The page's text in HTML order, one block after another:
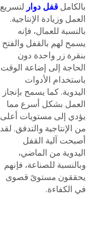
بالكامل قفل دوار لتسريع
العمل وزيادة الإنتاجية.
بالنسبة للعمال، فإنه
يسمح لهم بالقفل والفتح
بنقرة زر واحدة دون
الحاجة إلى إضاعة الوقت
باستخدام الأدوات
اليدوية. كما يسمح بإنجاز
العمل بشكل أسرع مما
يؤدي إلى مستويات أعلى
من الإنتاجية والتدفق. لقد
أصبحت آلية القفل
اليدوية من الماضي،
وبالنسبة للصناعة، فإنهم
يحققون مستوىً قصوى
في الكفاءة.